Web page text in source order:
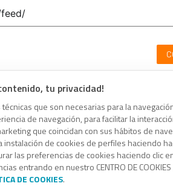
tu privacidad!
que son necesarias para la
de navegación, para facilitar la
que coincidan con sus hábitos de
de cookies de perfiles haciendo
las preferencias de cookies haciendo clic en
entrando en nuestro CENTRO DE
DE COOKIES.
haga clic en el botón.